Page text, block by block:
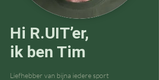
Hi R.UIT’er,
ik ben Tim
Liefhebber van bijna iedere sport